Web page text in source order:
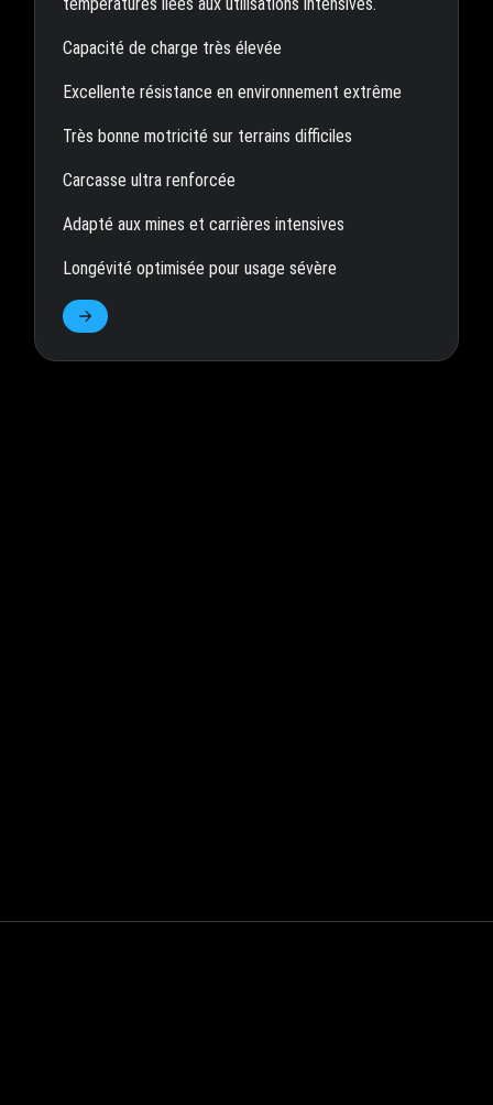
Capacité de charge très élevée
Excellente résistance en environnement extrême
Très bonne motricité sur terrains difficiles
Carcasse ultra renforcée
Adapté aux mines et carrières intensives
Longévité optimisée pour usage sévère